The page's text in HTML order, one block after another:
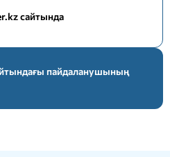
сайтында
пайдаланушының